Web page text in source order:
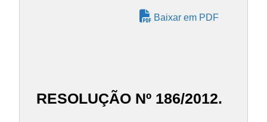
Baixar em PDF
RESOLUÇÃO Nº 186/2012.